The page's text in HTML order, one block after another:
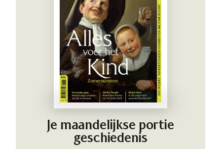
Je maandelijkse portie
geschiedenis